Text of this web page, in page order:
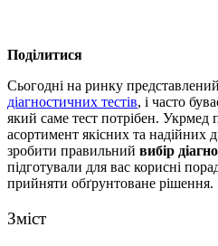
Поділитися
Сьогодні на ринку
діагностичних тестів, і часто
який саме тест потрібен.
асортимент якісних та надійних
зробити правильний вибір
підготували для вас корисні
прийняти обґрунтоване рішення.
Зміст